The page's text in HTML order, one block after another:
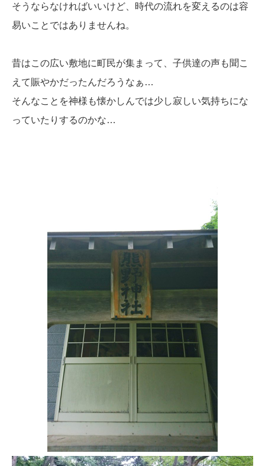
そうならなければいいけど、時代の流れを変えるのは容
易いことではありませんね。
昔はこの広い敷地に町民が集まって、子供達の声も聞こ
えて賑やかだったんだろうなぁ…
そんなことを神様も懐かしんでは少し寂しい気持ちにな
っていたりするのかな…